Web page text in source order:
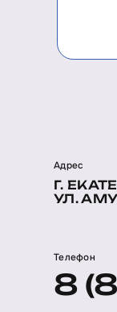
Адрес
Г.
УЛ.
Телефон
8